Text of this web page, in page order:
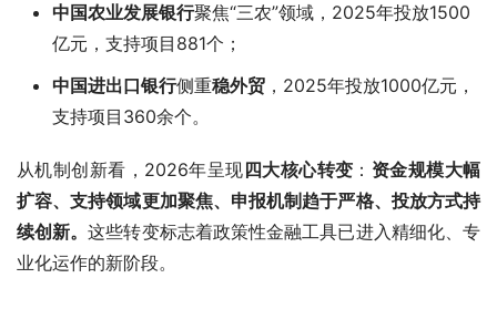
中国农业发展银行聚焦“三农”领域，2025年投放1500
亿元，支持项目881个；
中国进出口银行侧重稳外贸 ，2025年投放1000亿元，
支持项目360余个。
从机制创新看，2026年呈现四大核心转变 ： 资金规模大幅
扩容、支持领域更加聚焦、申报机制趋于严格、投放方式持
续创新。这些转变标志着政策性金融工具已进入精细化、专
业化运作的新阶段。